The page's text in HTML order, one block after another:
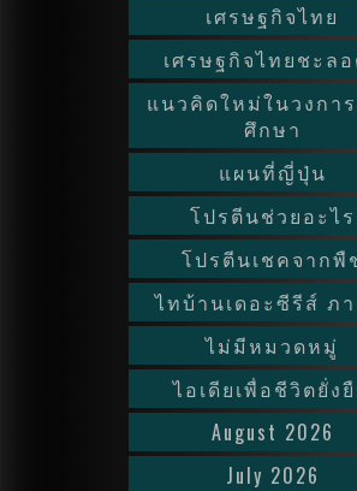
เศรษฐกิจไทย
เศรษฐกิจไทยชะล
แนวคิดใหม่ในวงกา
ศึกษา
แผนที่ญี่ปุ่น
โปรตีนช่วยอะไร
โปรตีนเชคจากพื
ไทบ้านเดอะซีรีส์ ภ
ไม่มีหมวดหมู่
ไอเดียเพื่อชีวิตยั่ง
August 2026
July 2026